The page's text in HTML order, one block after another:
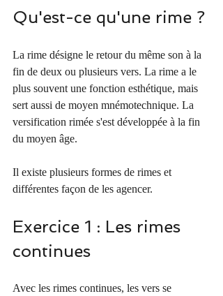
Qu'est-ce qu'une rime ?
La rime désigne le retour du même son à la
fin de deux ou plusieurs vers. La rime a le
plus souvent une fonction esthétique, mais
sert aussi de moyen mnémotechnique. La
versification rimée s'est développée à la fin
du moyen âge.
Il existe plusieurs formes de rimes et
différentes façon de les agencer.
Exercice 1 : Les rimes
continues
Avec les rimes continues, les vers se